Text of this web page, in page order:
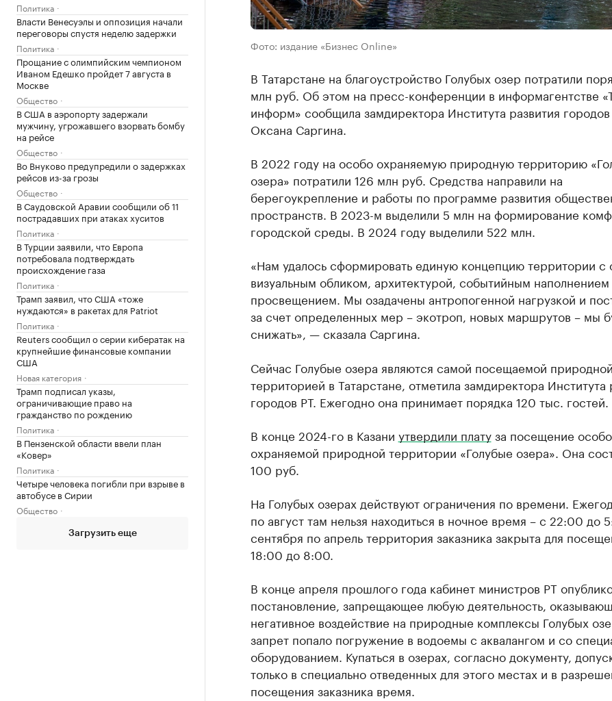
Политика
Власти Венесуэлы и оппозиция начали
переговоры спустя неделю задержки
Политика
Прощание с олимпийским чемпионом
Иваном Едешко пройдет 7 августа в
Москве
Общество
В США в аэропорту задержали
мужчину, угрожавшего взорвать бомбу
на рейсе
Общество
Во Внуково предупредили о задержках
рейсов из-за грозы
Общество
В Саудовской Аравии сообщили об 11
пострадавших при атаках хуситов
Политика
В Турции заявили, что Европа
потребовала подтверждать
происхождение газа
Политика
Трамп заявил, что США «тоже
нуждаются» в ракетах для Patriot
Политика
Reuters сообщил о серии кибератак на
крупнейшие финансовые компании
США
Новая категория
Трамп подписал указы,
ограничивающие право на
гражданство по рождению
Политика
В Пензенской области ввели план
«Ковер»
Политика
Четыре человека погибли при взрыве в
автобусе в Сирии
Общество
Загрузить еще
Фото: издание «Бизнес Online»
В Татарстане на благоустройство Голубых озер потратили
млн руб. Об этом на пресс-конференции в информагентстве
информ» сообщила замдиректора Института развития
Оксана Саргина.
В 2022 году на особо охраняемую природную территорию
озера» потратили 126 млн руб. Средства направили на
берегоукрепление и работы по программе развития
пространств. В 2023-м выделили 5 млн на формирование
городской среды. В 2024 году выделили 522 млн.
«Нам удалось сформировать единую концепцию территории
визуальным обликом, архитектурой, событийным наполнением
просвещением. Мы озадачены антропогенной нагрузкой и
за счет определенных мер – экотроп, новых маршрутов – мы
снижать», — сказала Саргина.
Сейчас Голубые озера являются самой посещаемой природной
территорией в Татарстане, отметила замдиректора Института
городов РТ. Ежегодно она принимает порядка 120 тыс. гостей.
В конце 2024-го в Казани утвердили платуза посещение особо
охраняемой природной территории «Голубые озера». Она
100 руб.
На Голубых озерах действуют ограничения по времени.
по август там нельзя находиться в ночное время – с 22:00 до
сентября по апрель территория заказника закрыта для
18:00 до 8:00.
В конце апреля прошлого года кабинет министров РТ
постановление, запрещающее любую деятельность,
негативное воздействие на природные комплексы Голубых
запрет попало погружение в водоемы с аквалангом и со
оборудованием. Купаться в озерах, согласно документу,
только в специально отведенных для этого местах и в
посещения заказника время.